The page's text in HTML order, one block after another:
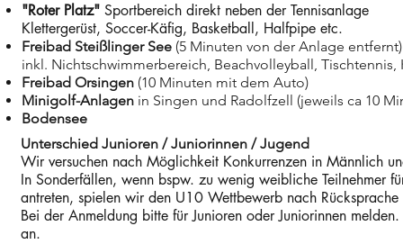
"Roter Platz" Sportbereich direkt neben der Tennisanlage
Klettergerüst, Soccer-Käfig, Basketball, Halfpipe etc.
Freibad Steißlinger See (5 Minuten von der Anlage entfernt)
inkl. Nichtschwimmerbereich, Beachvolleyball, Tischtennis,
Freibad Orsingen (10 Minuten mit dem Auto)
Minigolf-Anlagen in Singen und Radolfzell (jeweils ca 10
Bodensee
Unterschied Junioren / Juniorinnen / Jugend
Wir versuchen nach Möglichkeit Konkurrenzen in Männlich
In Sonderfällen, wenn bspw. zu wenig weibliche Teilnehmer
antreten, spielen wir den U10 Wettbewerb nach Rücksprache
Bei der Anmeldung bitte für Junioren oder Juniorinnen
an.